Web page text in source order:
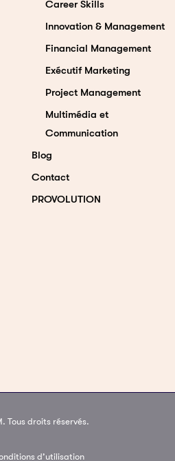
Career Skills
Innovation & Management
Financial Management
Exécutif Marketing
Project Management
Multimédia et
Communication
Blog
Contact
PROVOLUTION
Tous droits réservés.
d’utilisation